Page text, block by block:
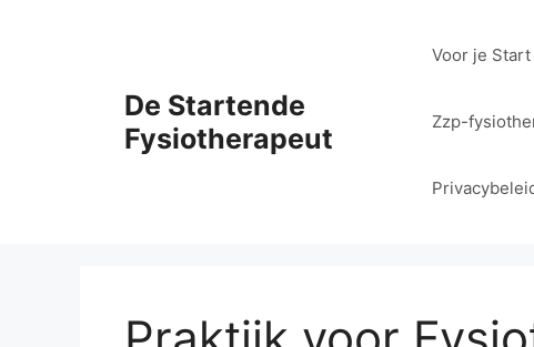
De Startende
Fysiotherapeut
Voor je Start
Zzp-